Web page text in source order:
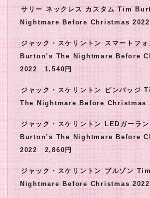
サリー ネックレス カスタム Tim
Nightmare Before Christmas
ジャック・スケリントン スマートフ
Burton’s The Nightmare Before
2022 1,540円
ジャック・スケリントン ピンバッジ
The Nightmare Before Christmas
ジャック・スケリントン LEDガーラ
Burton’s The Nightmare Before
2022 2,860円
ジャック・スケリントン ブルゾン
Nightmare Before Christmas